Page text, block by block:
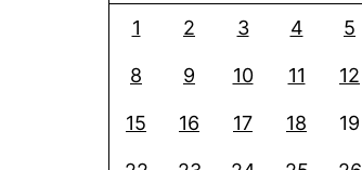
1 2 3 4 5
8 9 10 11 12
15 16 17 18 19